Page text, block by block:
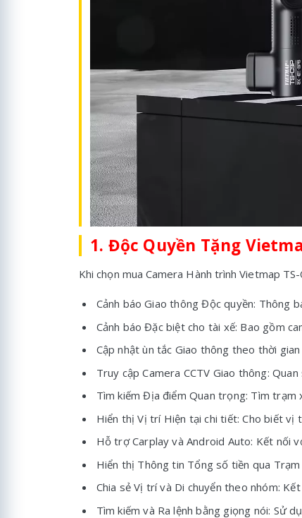
1. Độc Quyền Tặng
Khi chọn mua Camera Hành trình Vietmap
Cảnh báo Giao thông Độc quyền: Thông
Cảnh báo Đặc biệt cho tài xế: Bao gồm
Cập nhật ùn tắc Giao thông theo thời
Truy cập Camera CCTV Giao thông:
Tìm kiếm Địa điểm Quan trọng: Tìm
Hiển thị Vị trí Hiện tại chi tiết: Cho biết
Hỗ trợ Carplay và Android Auto: Kết nối
Hiển thị Thông tin Tổng số tiền qua
Chia sẻ Vị trí và Di chuyển theo nhóm:
Tìm kiếm và Ra lệnh bằng giọng nói: Sử